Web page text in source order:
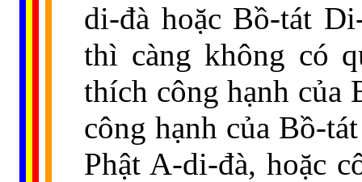
di-đà hoặc Bồ-tát
thì càng không có
thích công hạnh của
công hạnh của Bồ-tát
Phật A-di-đà, hoặc